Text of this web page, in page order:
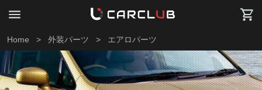
Home > 外装パーツ > エアロパーツ